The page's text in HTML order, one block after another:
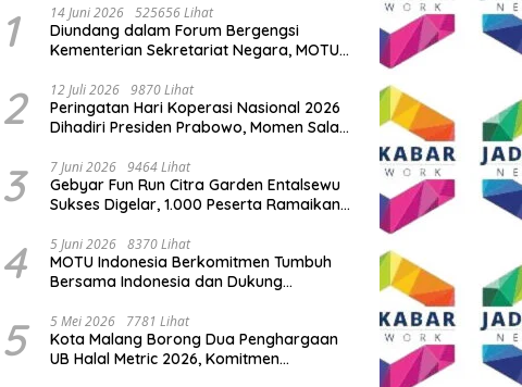
1 14 Juni 2026 525656 Lihat
Diundang dalam Forum Bergengsi
Kementerian Sekretariat Negara, MOTU
Indonesia
2 12 Juli 2026 9870 Lihat
Peringatan Hari Koperasi Nasional 2026
Dihadiri Presiden Prabowo, Momen Salam
3 7 Juni 2026 9464 Lihat
Gebyar Fun Run Citra Garden Entalsewu
Sukses Digelar, 1.000 Peserta Ramaikan
4 5 Juni 2026 8370 Lihat
MOTU Indonesia Berkomitmen Tumbuh
Bersama Indonesia dan Dukung
5 5 Mei 2026 7781 Lihat
Kota Malang Borong Dua Penghargaan
UB Halal Metric 2026, Komitmen